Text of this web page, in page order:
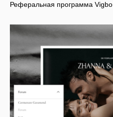
Реферальная программа Vigbo